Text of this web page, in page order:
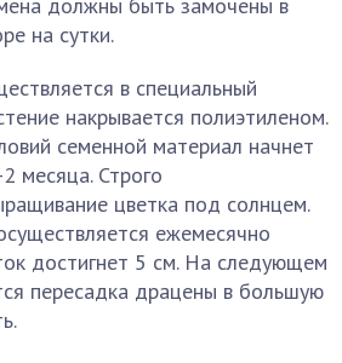
на сутки.
в специальный
накрывается полиэтиленом.
семенной материал начнет
месяца. Строго
цветка под солнцем.
ежемесячно
достигнет 5 см. На следующем
пересадка драцены в большую